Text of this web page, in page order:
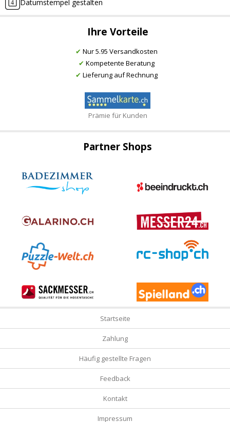
Datumstempel gestalten
Ihre Vorteile
✔ Nur 5.95 Versandkosten
✔ Kompetente Beratung
✔ Lieferung auf Rechnung
Prämie für Kunden
Partner Shops
Startseite
Zahlung
Häufig gestellte Fragen
Feedback
Kontakt
Impressum